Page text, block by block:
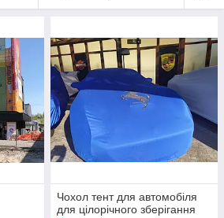
Чохол тент для автомобіля
для цілорічного зберігання